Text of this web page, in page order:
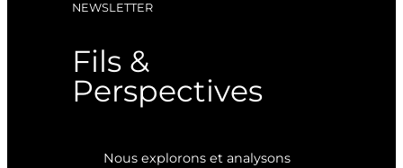
NEWSLETTER
Fils &
Perspectives
Nous explorons et analysons